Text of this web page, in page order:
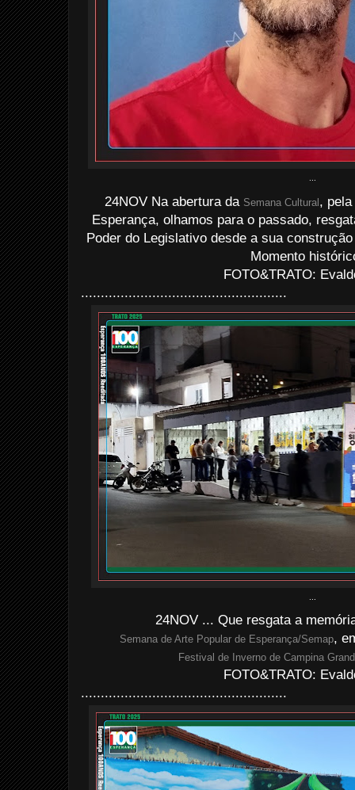
24NOV Na abertura da Semana Cultural,
Esperança, olhamos para o passado,
Poder do Legislativo desde a sua
Momento
FOTO&TRATO:
....................................................
24NOV ... Que resgata a
Semana de Arte Popular de Esperança/Semap,
Festival de Inverno de Campina
FOTO&TRATO:
....................................................